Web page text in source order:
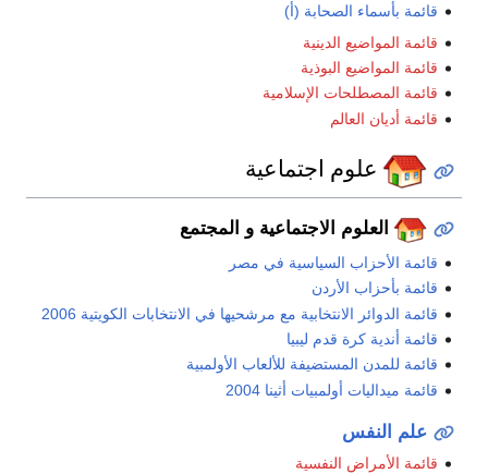
قائمة بأسماء الصحابة (أ)
قائمة المواضيع الدينية
قائمة المواضيع البوذية
قائمة المصطلحات الإسلامية
قائمة أديان العالم
علوم اجتماعية
العلوم الاجتماعية و المجتمع
قائمة الأحزاب السياسية في مصر
قائمة بأحزاب الأردن
قائمة الدوائر الانتخابية مع مرشحيها في الانتخابات الكويتية 2006
قائمة أندية كرة قدم ليبيا
قائمة للمدن المستضيفة للألعاب الأولمبية
قائمة ميداليات أولمبيات أثينا 2004
علم النفس
قائمة الأمراض النفسية